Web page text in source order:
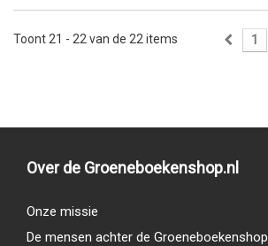
1
Toont 21 - 22 van de 22 items
Over de Groeneboekenshop.nl
Onze missie
De mensen achter de Groeneboekenshop